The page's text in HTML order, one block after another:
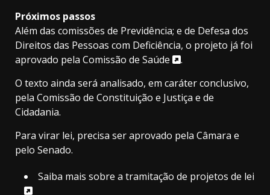
Próximos passos
Além das comissões de Previdência; e de Defesa dos
Direitos das Pessoas com Deficiência, o projeto já foi
aprovado pela Comissão de Saúde
.
O texto ainda será analisado, em caráter conclusivo,
pela Comissão de Constituição e Justiça e de
Cidadania.
Para virar lei, precisa ser aprovado pela Câmara e
pelo Senado.
Saiba mais sobre a tramitação de projetos de lei